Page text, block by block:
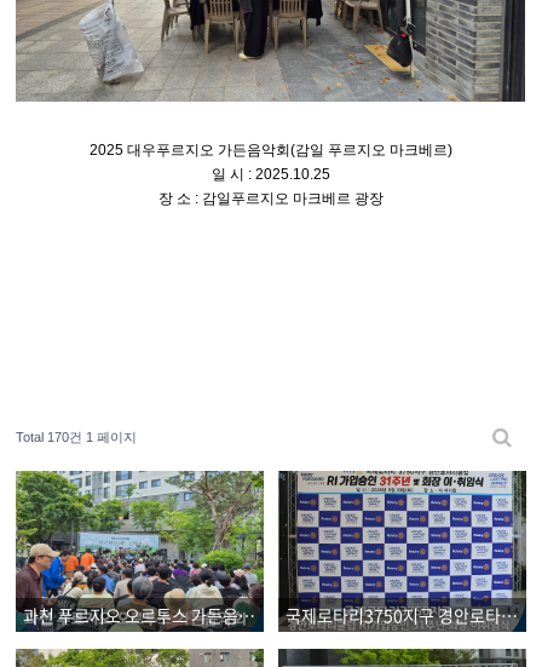
2025 대우푸르지오 가든음악회(감일 푸르지오 마크베르)
일 시 : 2025.10.25
장 소 : 감일푸르지오 마크베르 광장
Total 170건 1 페이지
과천 푸르지오 오르투스 가든음악회 국제로타리3750지구 경안로타리클럽 RI가입 31주년 및 회장 이취임식